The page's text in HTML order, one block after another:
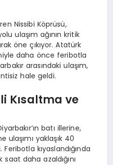
Nissibi Köprüsü,
ulaşım ağının kritik
öne çıkıyor. Atatürk
daha önce feribotla
arasındaki ulaşım,
hale geldi.
Kısaltma ve
batı illerine,
ulaşımı yaklaşık 40
kıyaslandığında
daha azaldığını